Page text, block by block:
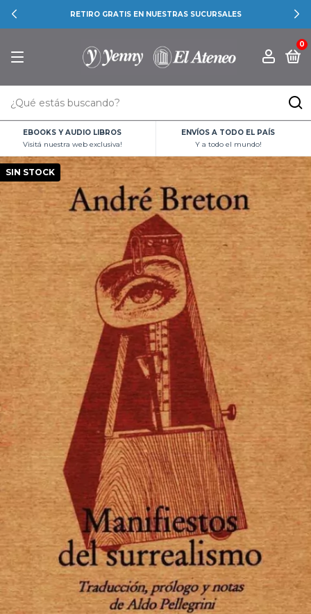
RETIRO GRATIS EN NUESTRAS SUCURSALES
0
EBOOKS Y AUDIO LIBROS
Visitá nuestra web exclusiva!
ENVÍOS A TODO EL PAÍS
Y a todo el mundo!
SIN STOCK